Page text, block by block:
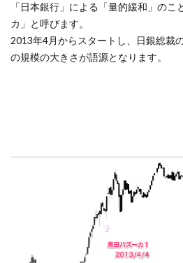
「日本銀行」による「量的緩和」のこ
カ」と呼びます。
2013年4月からスタートし、日銀総裁
の規模の大きさが語源となります。